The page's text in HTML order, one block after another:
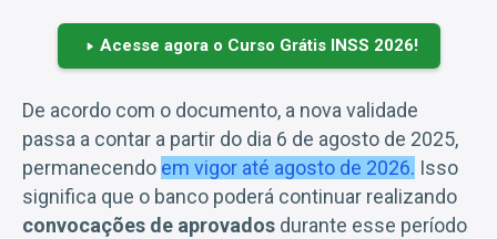
Acesse agora o Curso Grátis INSS 2026!
De acordo com o documento, a nova validade
passa a contar a partir do dia 6 de agosto de 2025,
permanecendo em vigor até agosto de 2026. Isso
significa que o banco poderá continuar realizando
convocações de aprovados durante esse período